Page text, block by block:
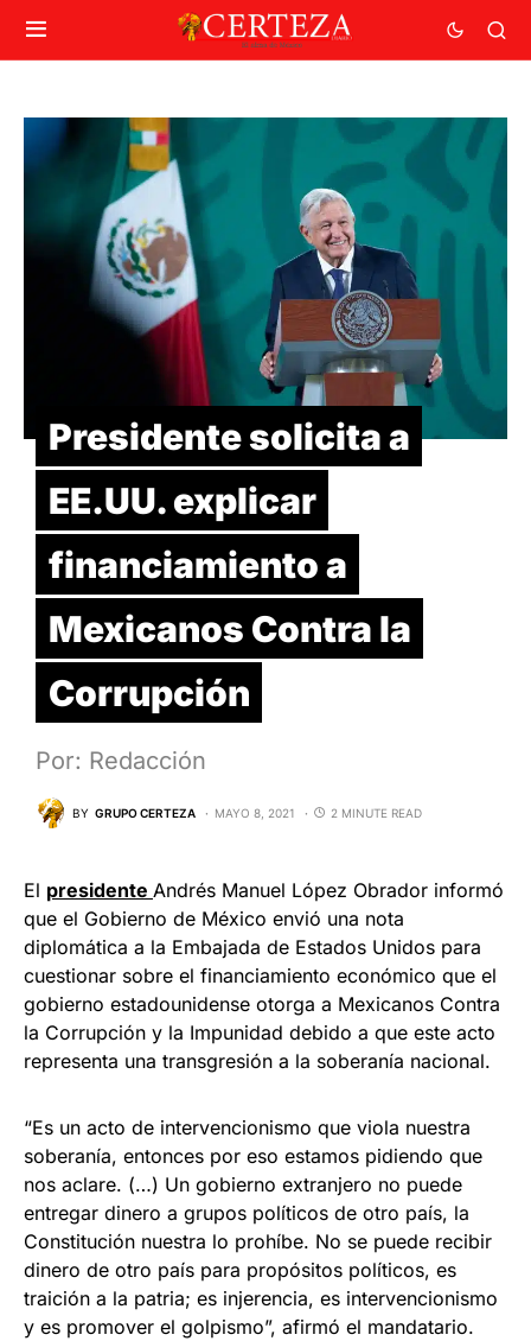
Presidente solicita a
EE.UU. explicar
financiamiento a
Mexicanos Contra la
Corrupción
Por: Redacción
BY GRUPO CERTEZA MAYO 8, 2021 2 MINUTE READ
El presidente Andrés Manuel López Obrador informó
que el Gobierno de México envió una nota
diplomática a la Embajada de Estados Unidos para
cuestionar sobre el financiamiento económico que el
gobierno estadounidense otorga a Mexicanos Contra
la Corrupción y la Impunidad debido a que este acto
representa una transgresión a la soberanía nacional.
“Es un acto de intervencionismo que viola nuestra
soberanía, entonces por eso estamos pidiendo que
nos aclare. (…) Un gobierno extranjero no puede
entregar dinero a grupos políticos de otro país, la
Constitución nuestra lo prohíbe. No se puede recibir
dinero de otro país para propósitos políticos, es
traición a la patria; es injerencia, es intervencionismo
y es promover el golpismo”, afirmó el mandatario.